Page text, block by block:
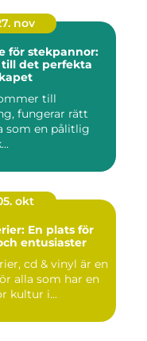
nov
för stekpannor:
till det perfekta
till
fungerar rätt
som en pålitlig
okt
En plats för
entusiaster
cd & vinyl är en
alla som har en
kultur i...